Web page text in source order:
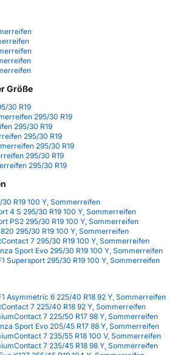
Größe
30 R19
295/30 R19
295/30 R19
295/30 R19
295/30 R19
295/30 R19
295/30 R19
R19 100 Y, Sommerreifen
4 S 295/30 R19 100 Y, Sommerreifen
PS2 295/30 R19 100 Y, Sommerreifen
295/30 R19 100 Y, Sommerreifen
7 295/30 R19 100 Y, Sommerreifen
Sport Evo 295/30 R19 100 Y, Sommerreifen
Supersport 295/30 R19 100 Y, Sommerreifen
Asymmetric 6 225/40 R18 92 Y, Sommerreifen
7 225/40 R18 92 Y, Sommerreifen
7 225/50 R17 98 Y, Sommerreifen
Sport Evo 205/45 R17 88 Y, Sommerreifen
7 235/55 R18 100 V, Sommerreifen
7 235/45 R18 98 Y, Sommerreifen